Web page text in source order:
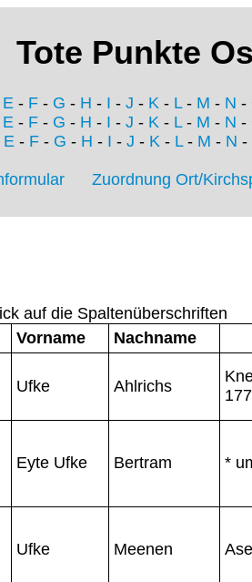
Tote Punkte
E - F - G - H - I - J - K - L- M - N -
E - F - G - H - I - J - K - L- M - N -
E- F- G - H - I - J - K- L- M - N -
Zuordnung Ort/
auf die Spaltenüberschriften
Vorname Nachname
Ufke Ahlrichs
Eyte Ufke Bertram *
Ufke Meenen